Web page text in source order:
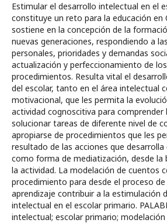
Estimular el desarrollo intelectual en el
constituye un reto para la educación en
sostiene en la concepción de la
nuevas generaciones, respondiendo a
personales, prioridades y demandas
actualización y perfeccionamiento de
procedimientos. Resulta vital el
del escolar, tanto en el área intelectual
motivacional, que les permita la
actividad cognoscitiva para comprender
solucionar tareas de diferente nivel de
apropiarse de procedimientos que les
resultado de las acciones que desarrolla
como forma de mediatización, desde la
la actividad. La modelación de cuentos
procedimiento para desde el proceso de
aprendizaje contribuir a la estimulación
intelectual en el escolar primario.
intelectual; escolar primario; modelación